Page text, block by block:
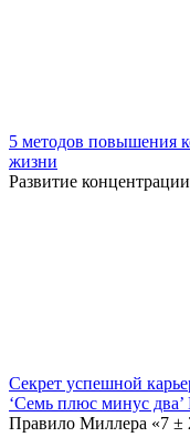
5 методов повышения
жизни
Развитие
Секрет успешной
‘Семь плюс минус
Правило Миллера «7 ±